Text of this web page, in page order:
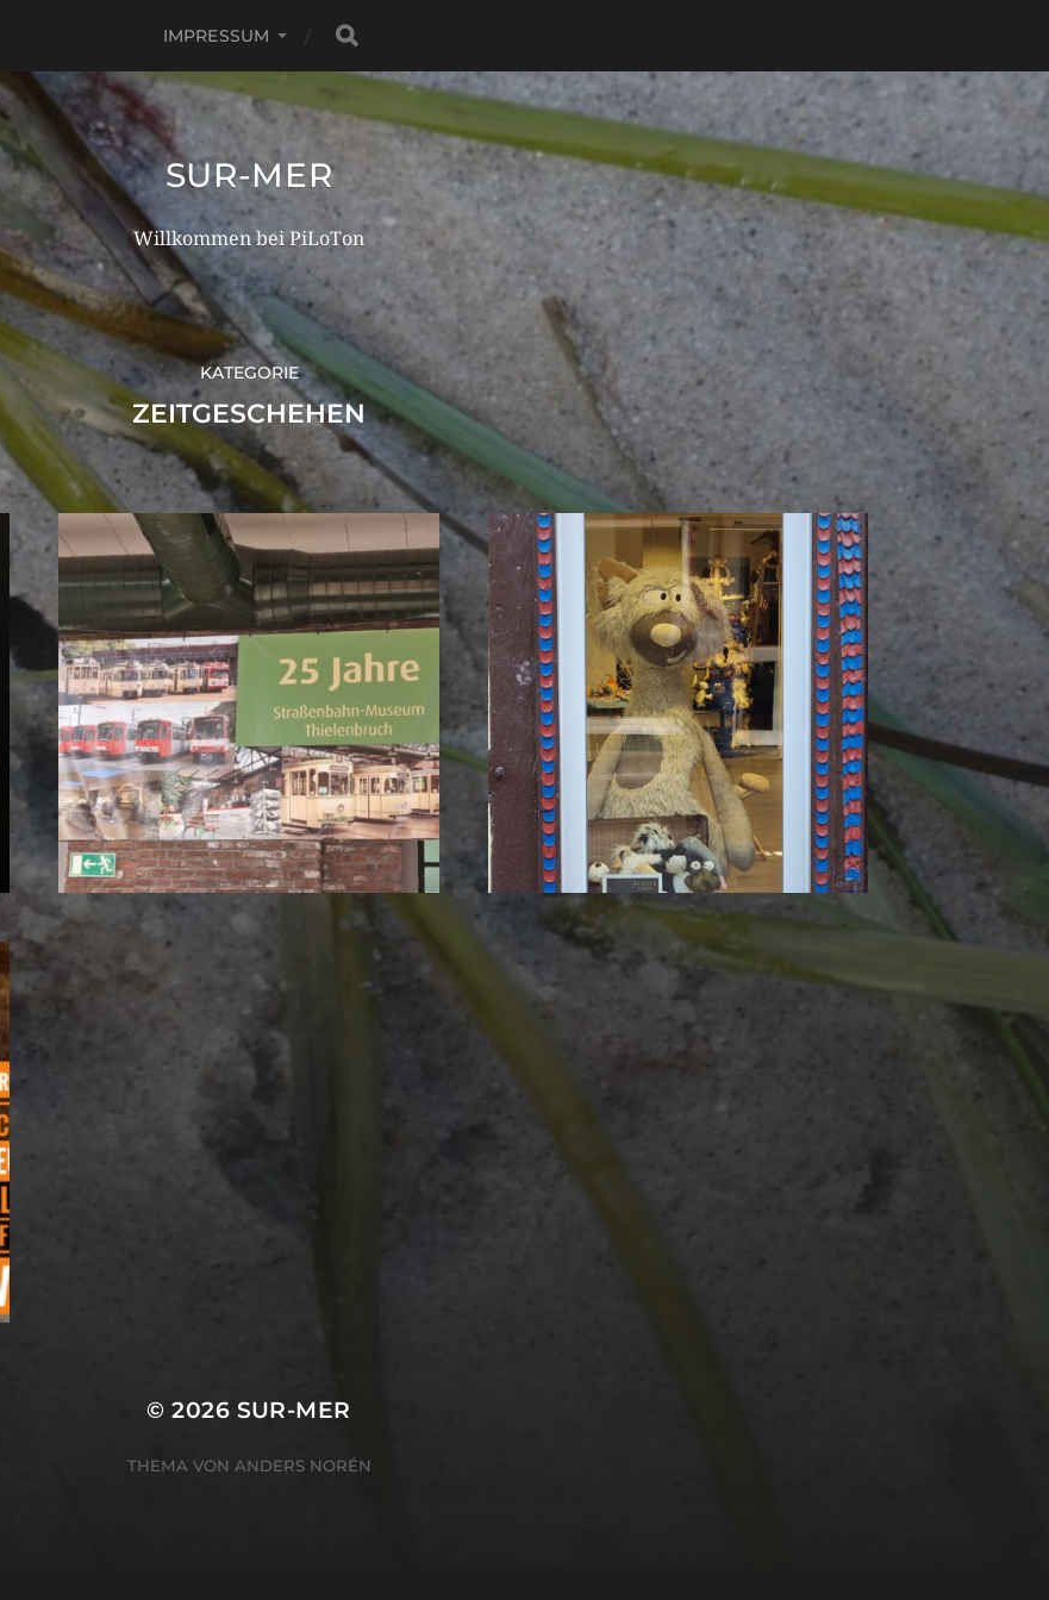
IMPRESSUM
SUR-MER
Willkommen bei PiLoTon
KATEGORIE
ZEITGESCHEHEN
© 2026 SUR-MER
THEMA VON ANDERS NORÉN